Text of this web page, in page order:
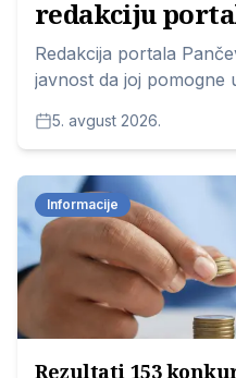
redakciju
Redakcija portala
javnost da joj pomogne
Slobodan Dukić, prema
Aleksandri Alavanji,
predškolske ustanove.
5. avgust 2026.
Informacije
Rezultati 153